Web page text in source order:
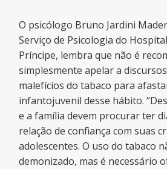
O psicólogo Bruno Jardini
Serviço de Psicologia do
Príncipe, lembra que não é
simplesmente apelar a
malefícios do tabaco para
infantojuvenil desse hábito.
e a família devem procurar ter
relação de confiança com suas
adolescentes. O uso do tabaco
demonizado, mas é necessário